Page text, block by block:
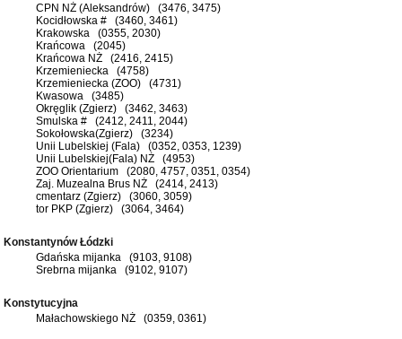
CPN NŻ (Aleksandrów) (3476, 3475)
Kocidłowska # (3460, 3461)
Krakowska (0355, 2030)
Krańcowa (2045)
Krańcowa NŻ (2416, 2415)
Krzemieniecka (4758)
Krzemieniecka (ZOO) (4731)
Kwasowa (3485)
Okręglik (Zgierz) (3462, 3463)
Smulska # (2412, 2411, 2044)
Sokołowska(Zgierz) (3234)
Unii Lubelskiej (Fala) (0352, 0353, 1239)
Unii Lubelskiej(Fala) NŻ (4953)
ZOO Orientarium (2080, 4757, 0351, 0354)
Zaj. Muzealna Brus NŻ (2414, 2413)
cmentarz (Zgierz) (3060, 3059)
tor PKP (Zgierz) (3064, 3464)
Konstantynów Łódzki
Gdańska mijanka (9103, 9108)
Srebrna mijanka (9102, 9107)
Konstytucyjna
Małachowskiego NŻ (0359, 0361)